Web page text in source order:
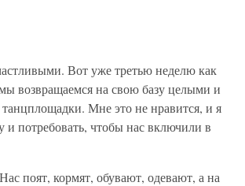
Вот уже третью неделю как
возвращаемся на свою базу целыми и
Мне это не нравится, и я
и потребовать, чтобы нас включили в
поят, кормят, обувают, одевают, а на